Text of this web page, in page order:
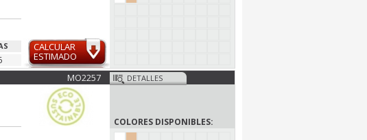
CALCULAR
ESTIMADO
MO2257 DETALLES
COLORES DISPONIBLES: